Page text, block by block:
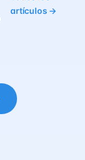
artículos →